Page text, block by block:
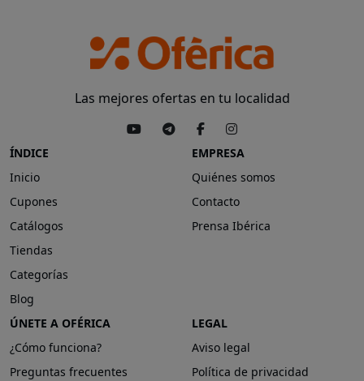
Las mejores ofertas en tu localidad
ÍNDICE
Inicio
Cupones
Catálogos
Tiendas
Categorías
Blog
EMPRESA
Quiénes somos
Contacto
Prensa Ibérica
ÚNETE A OFÉRICA
¿Cómo funciona?
Preguntas frecuentes
LEGAL
Aviso legal
Política de privacidad